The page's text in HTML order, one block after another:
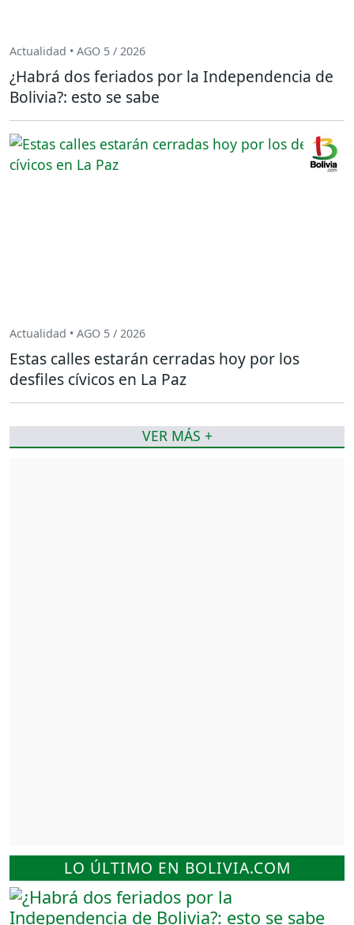
LO ÚLTIMO EN BOLIVIA.COM
Actualidad • AGO 5 / 2026
¿Habrá dos feriados por la Independencia de
Bolivia?: esto se sabe
Actualidad • AGO 5 / 2026
Estas calles estarán cerradas hoy por los
desfiles cívicos en La Paz
VER MÁS +